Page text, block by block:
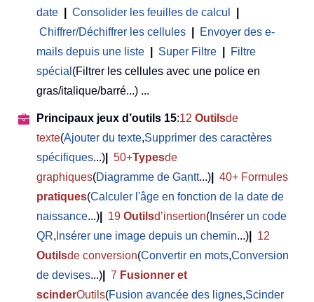
date
Consolider les feuilles de calcul
Chiffrer/Déchiffrer les cellules
Envoyer des e-
mails depuis une liste
Super Filtre
Filtre
spécial (Filtrer les cellules avec une police en
gras/italique/barré...) ...
Principaux jeux d’outils 15:12 Outilsde
texte(Ajouter du texte,Supprimer des caractères
spécifiques...) 50+Typesde
graphiques(Diagramme de Gantt...)
40+ Formules
pratiques(Calculer l'âge en fonction de la date de
naissance...) 19 Outilsd’insertion( Insérer un code
QR, Insérer une image depuis un chemin...)
12
Outilsde conversion(Convertir en mots,Conversion
de devises...) 7 Fusionner et
scinderOutils(Fusion avancée des lignes,Scinder